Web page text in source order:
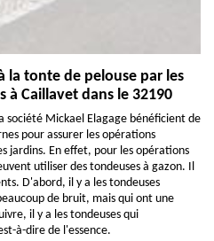
la tonte de pelouse par les
à Caillavet dans le 32190
société Mickael Elagage bénéficient de
pour assurer les opérations
jardins. En effet, pour les opérations
utiliser des tondeuses à gazon. Il
D'abord, il y a les tondeuses
de bruit, mais qui ont une
il y a les tondeuses qui
à-dire de l'essence.